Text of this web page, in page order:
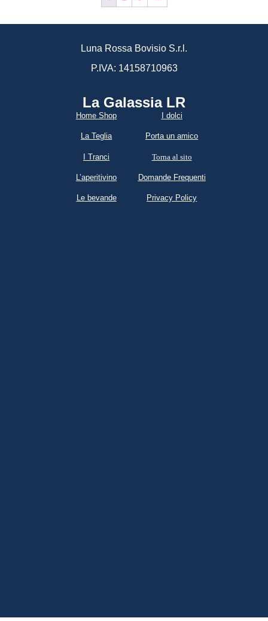
Luna Rossa Bovisio S.r.l.
P.IVA: 14158710963
La Galassia LR​
Home Shop
La Teglia
I Tranci
L’aperitivino
Le bevande
I dolci
Porta un amico
Torna al sito
Domande Frequenti
Privacy Policy